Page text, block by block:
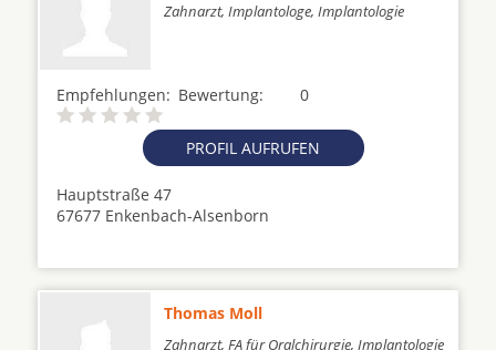
Zahnarzt, Implantologe, Implantologie
Empfehlungen: 0
Bewertung:
PROFIL AUFRUFEN
Hauptstraße 47
67677 Enkenbach-Alsenborn
Thomas Moll
Zahnarzt, FA für Oralchirurgie, Implantologie